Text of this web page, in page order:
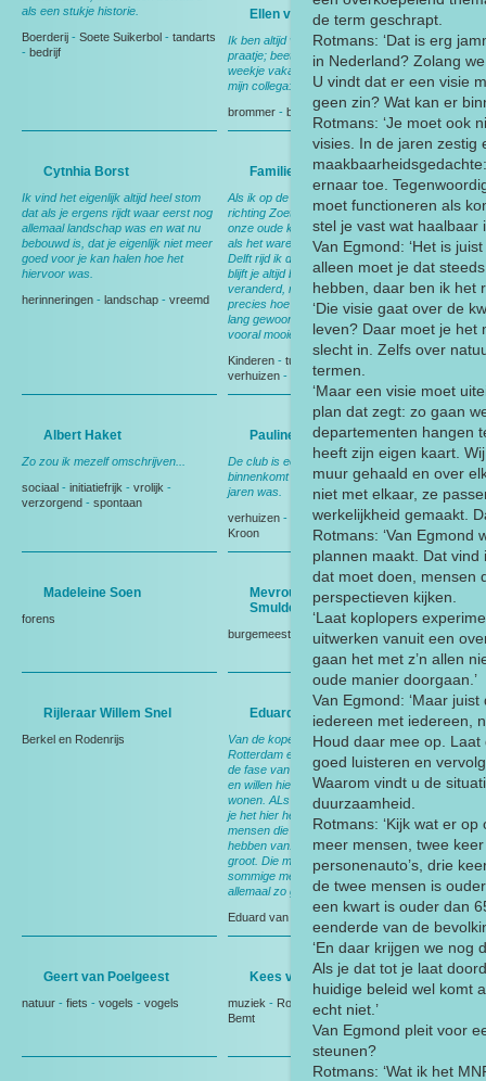
de term geschrapt.
Rotmans: ‘Dat is erg
in Nederland? Zolang
U vindt dat er een visie
geen zin? Wat kan er
Rotmans: ‘Je moet ook
visies. In de jaren zestig
ernaar toe.
moet functioneren als
stel je vast wat haalbaar
Van Egmond: ‘Het is
alleen moet je dat
hebben, daar ben ik het
‘Die visie gaat over de
leven? Daar moet je het
slecht in. Zelfs over
termen.
‘Maar een visie moet
plan dat zegt: zo gaan
departementen hangen
heeft zijn eigen kaart.
muur gehaald en over
niet met elkaar, ze
werkelijkheid gemaakt.
Rotmans: ‘Van
plannen maakt. Dat
dat moet doen, mensen
perspectieven kijken.
‘Laat koplopers
uitwerken vanuit een
gaan het met z’n allen
oude manier doorgaan.’
Van Egmond: ‘Maar
iedereen met iedereen,
Houd daar mee op.
goed luisteren en
Waarom vindt u de
duurzaamheid.
Rotmans: ‘Kijk wat er
meer mensen, twee
personenauto’s, drie
de twee mensen is
een kwart is ouder dan
eenderde van de
‘En daar krijgen we nog
Als je dat tot je laat
huidige beleid wel komt
echt niet.’
Van Egmond pleit voor
steunen?
Rotmans: ‘Wat ik het
als een stukje historie.
Boerderij - Soete Suikerbol - tandarts
- bedrijf
Ellen van der Spek
Ik ben altijd vrolijk, maak graag een
praatje; beetje kletsen. Als ik een
weekje vakantie heb vragen ze aan
mijn collega: is die mevrouw er niet?
brommer - benzinestation
Cytnhia Borst
Ik vind het eigenlijk altijd heel stom
dat als je ergens rijdt waar eerst nog
allemaal landschap was en wat nu
bebouwd is, dat je eigenlijk niet meer
goed voor je kan halen hoe het
hiervoor was.
herinneringen - landschap - vreemd
Familie van den Arend
Als ik op de rotonde rijd en ik sla af
richting Zoetermeer dan denk ik aan
onze oude kippenschuur waar ik dan
als het ware doorheen rijd. Richting
Delft rijd ik door onze kassen. Dat
blijft je altijd bij. Het is enorm
veranderd, maar wij weten nog
precies hoe het was, omdat we er zo
lang gewoond hebben. Het zijn nu
vooral mooie herinneringen.
Kinderen - tuinder
verhuizen - Rozen-van den Arend
Albert Haket
Zo zou ik mezelf omschrijven...
sociaal - initiatiefrijk - vrolijk -
verzorgend - spontaan
Pauline de Kroon
De club is een warm nest. Als je daar
binnenkomt is het net alsof je er al
jaren was.
verhuizen - voetbal-tuin-Pauline de
Kroon
Madeleine Soen
forens
Mevrouw De Goeij-
Smulders
burgemeester Politiek
Rijleraar Willem Snel
Berkel en Rodenrijs
Eduard van Gijzen
Van de kopers komen er heel veel uit
Rotterdam en Den Haag. Die zitten in
de fase van huisje, boompje, beestje
en willen hier heel graag komen
wonen. ALs je uit de stad komt vind
je het hier heel mooi. Ik denk dat de
mensen die hier al wonen wel zoiets
hebben van: het wordt wel heel
groot. Die missen het dorp. Voor
sommige mensen hoeft het niet
allemaal zo groot en zo massaal.
Eduard van Gijzen
Geert van Poelgeest
natuur - fiets - vogels - vogels
Kees van den Bemt
muziek - Rotterdam -
Kees van den
Bemt